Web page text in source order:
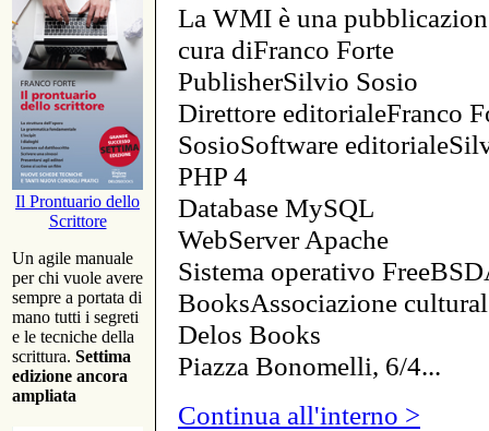
Il Prontuario dello
Scrittore
Un agile manuale
per chi vuole avere
sempre a portata di
mano tutti i segreti
e le tecniche della
scrittura. Settima
edizione ancora
ampliata
La WMI è una
cura diFranco Forte
PublisherSilvio Sosio
Direttore editorialeFranco
SosioSoftware
PHP 4
Database MySQL
WebServer Apache
Sistema operativo
BooksAssociazione
Delos Books
Piazza Bonomelli, 6/4...
Continua all'interno >